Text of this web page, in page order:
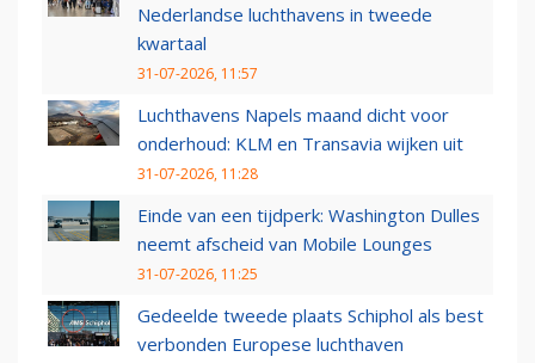
Nederlandse luchthavens in tweede
kwartaal
31-07-2026, 11:57
Luchthavens Napels maand dicht voor
onderhoud: KLM en Transavia wijken uit
31-07-2026, 11:28
Einde van een tijdperk: Washington Dulles
neemt afscheid van Mobile Lounges
31-07-2026, 11:25
Gedeelde tweede plaats Schiphol als best
verbonden Europese luchthaven